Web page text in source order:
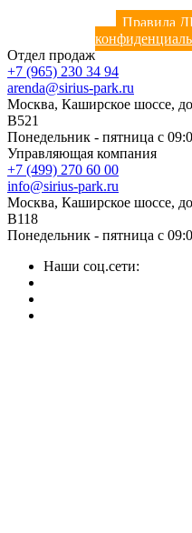
Правила
Отдел продаж
+7 (965) 230 34 94
arenda@sirius-park.ru
Москва, Каширское шоссе,
B521
Понедельник - пятница с
Управляющая компания
+7 (499) 270 60 00
info@sirius-park.ru
Москва, Каширское шоссе,
B118
Понедельник - пятница с
Наши соц.сети: